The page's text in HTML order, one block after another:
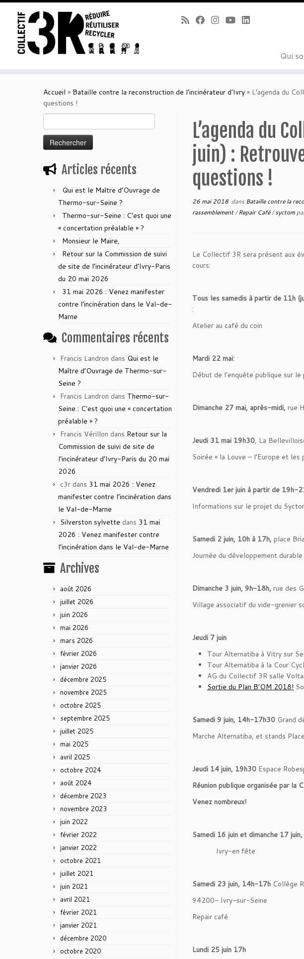
Qui
Accueil » Bataille contre la reconstruction de l'incinérateur d'Ivry » L’agenda du
questions !
Articles récents
Qui est le Maître d’Ouvrage de
Thermo-sur-Seine ?
Thermo-sur-Seine : C’est quoi une
« concertation préalable » ?
Monsieur le Maire,
Retour sur la Commission de suivi
de site de l’incinérateur d’Ivry-Paris
du 20 mai 2026
31 mai 2026 : Venez manifester
contre l’incinération dans le Val-de-
Marne
Commentaires récents
Francis Landron dans Qui est le
Maître d’Ouvrage de Thermo-sur-
Seine ?
Francis Landron dans Thermo-sur-
Seine : C’est quoi une « concertation
préalable » ?
Francis Vérillon dans Retour sur la
Commission de suivi de site de
l’incinérateur d’Ivry-Paris du 20 mai
2026
c3r dans 31 mai 2026 : Venez
manifester contre l’incinération dans
le Val-de-Marne
Silverston sylvette dans 31 mai
2026 : Venez manifester contre
l’incinération dans le Val-de-Marne
Archives
août 2026
juillet 2026
juin 2026
mai 2026
mars 2026
février 2026
janvier 2026
décembre 2025
novembre 2025
octobre 2025
septembre 2025
juillet 2025
mai 2025
avril 2025
octobre 2024
août 2024
décembre 2023
novembre 2023
juin 2022
février 2022
janvier 2022
octobre 2021
juillet 2021
juin 2021
avril 2021
février 2021
janvier 2021
décembre 2020
octobre 2020
L’agenda du
juin) :
questions !
26 mai 2018 dans Bataille contre la
rassemblement/Repair Café/syctom
Le Collectif 3R sera présent aux
cours:
Tous les samedis à partir de 11h
:
Atelier au café du coin
Mardi 22 mai:
Début de l’enquête publique sur
Dimanche 27 mai, après-midi, rue
Jeudi 31 mai 19h30, La
Soirée « la Louve – l’Europe et
Vendredi 1er juin à partir de 19h-
Informations sur le projet du
Samedi 2 juin, 10h à 17h, place
Journée du développement durable
Dimanche 3 juin, 9h-18h, rue des
Village associatif du vide-grenier
Jeudi 7 juin
Tour Alternatiba à Vitry sur
Tour Alternatiba à la Cour
AG du Collectif 3R salle
Sortie du Plan B’OM 2018!
Samedi 9 juin, 14h-17h30 Grand
Marche Alternatiba, et stands
Jeudi 14 juin, 19h30 Espace
Réunion publique organisée par la
Venez nombreux!
Samedi 16 juin et dimanche 17 juin,
Ivry-en fête
Samedi 23 juin, 14h-17h Collège
94200- Ivry-sur-Seine
Repair café
Lundi 25 juin 17h